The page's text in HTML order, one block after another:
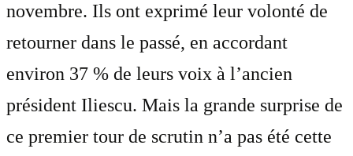
novembre. Ils ont exprimé leur volonté de
retourner dans le passé, en accordant
environ 37 % de leurs voix à l’ancien
président Iliescu. Mais la grande surprise de
ce premier tour de scrutin n’a pas été cette